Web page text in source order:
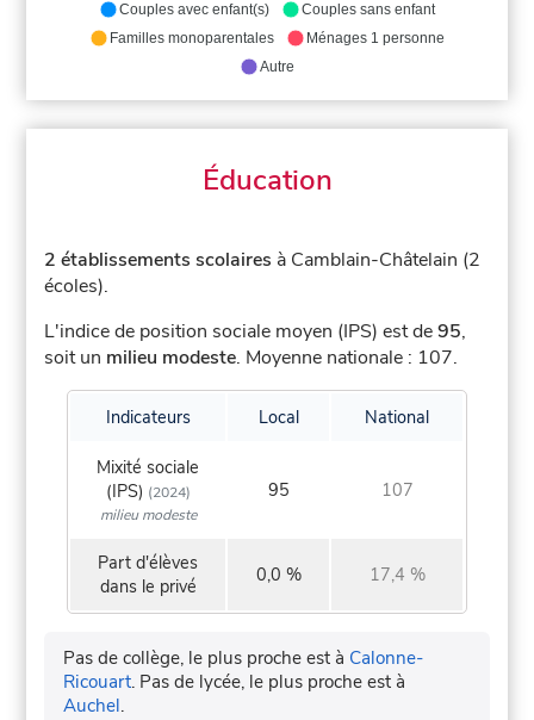
Couples avec enfant(s)
Couples sans enfant
Familles monoparentales
Ménages 1 personne
Autre
Éducation
2 établissements scolaires à Camblain-Châtelain (2
écoles).
L'indice de position sociale moyen (IPS) est de95,
soit un milieu modeste. Moyenne nationale : 107.
Indicateurs Local National
Mixité sociale
(IPS) (2024)
milieu modeste
95 107
Part d'élèves
dans le privé
0,0 % 17,4 %
Pas de collège, le plus proche est à Calonne-
Ricouart. Pas de lycée, le plus proche est à
Auchel.